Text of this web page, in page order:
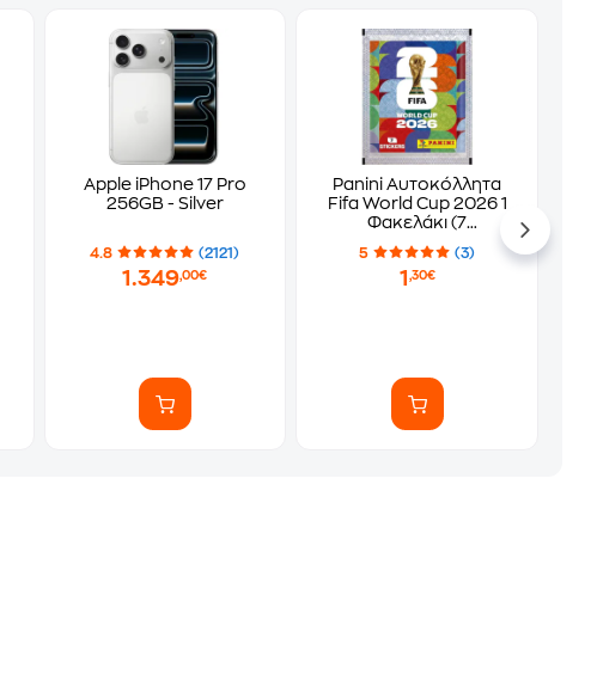
Apple iPhone 17 Pro
256GB - Silver
4.8 (2121)
1.349,00€
Panini Αυτοκόλλητα
Fifa World Cup 2026 1
Φακελάκι (7
Αυτοκόλλητα)
5 (3)
1 ,30€